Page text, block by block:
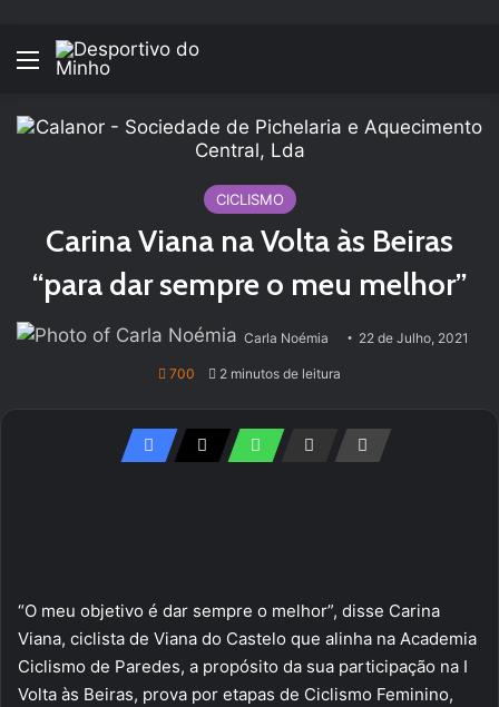
Menu
CICLISMO
Carina Viana na Volta às Beiras
“para dar sempre o meu melhor”
Carla Noémia 22 de Julho, 2021
700 2 minutos de leitura
“O meu objetivo é dar sempre o melhor”, disse Carina
Viana, ciclista de Viana do Castelo que alinha na Academia
Ciclismo de Paredes, a propósito da sua participação na I
Volta às Beiras, prova por etapas de Ciclismo Feminino,